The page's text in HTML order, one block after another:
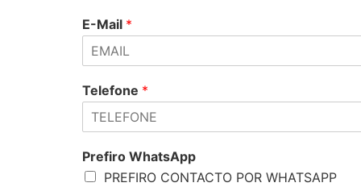
E-Mail *
Telefone *
Prefiro WhatsApp
PREFIRO CONTACTO POR WHATSAPP